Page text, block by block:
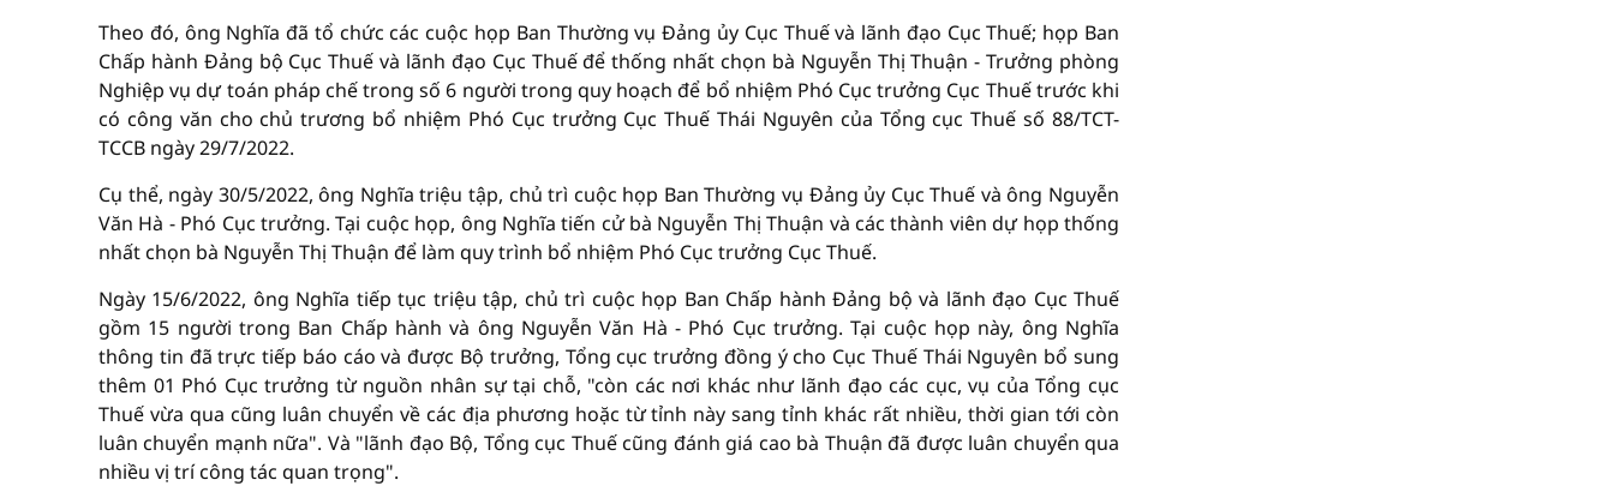
Theo đó, ông Nghĩa đã tổ chức các cuộc họp Ban Thường vụ Đảng ủy Cục Thuế và lãnh đạo Cục Thuế; họp Ban
Chấp hành Đảng bộ Cục Thuế và lãnh đạo Cục Thuế để thống nhất chọn bà Nguyễn Thị Thuận - Trưởng phòng
Nghiệp vụ dự toán pháp chế trong số 6 người trong quy hoạch để bổ nhiệm Phó Cục trưởng Cục Thuế trước khi
có công văn cho chủ trương bổ nhiệm Phó Cục trưởng Cục Thuế Thái Nguyên của Tổng cục Thuế số 88/TCT-
TCCB ngày 29/7/2022.
Cụ thể, ngày 30/5/2022, ông Nghĩa triệu tập, chủ trì cuộc họp Ban Thường vụ Đảng ủy Cục Thuế và ông Nguyễn
Văn Hà - Phó Cục trưởng. Tại cuộc họp, ông Nghĩa tiến cử bà Nguyễn Thị Thuận và các thành viên dự họp thống
nhất chọn bà Nguyễn Thị Thuận để làm quy trình bổ nhiệm Phó Cục trưởng Cục Thuế.
Ngày 15/6/2022, ông Nghĩa tiếp tục triệu tập, chủ trì cuộc họp Ban Chấp hành Đảng bộ và lãnh đạo Cục Thuế
gồm 15 người trong Ban Chấp hành và ông Nguyễn Văn Hà - Phó Cục trưởng. Tại cuộc họp này, ông Nghĩa
thông tin đã trực tiếp báo cáo và được Bộ trưởng, Tổng cục trưởng đồng ý cho Cục Thuế Thái Nguyên bổ sung
thêm 01 Phó Cục trưởng từ nguồn nhân sự tại chỗ, "còn các nơi khác như lãnh đạo các cục, vụ của Tổng cục
Thuế vừa qua cũng luân chuyển về các địa phương hoặc từ tỉnh này sang tỉnh khác rất nhiều, thời gian tới còn
luân chuyển mạnh nữa". Và "lãnh đạo Bộ, Tổng cục Thuế cũng đánh giá cao bà Thuận đã được luân chuyển qua
nhiều vị trí công tác quan trọng".